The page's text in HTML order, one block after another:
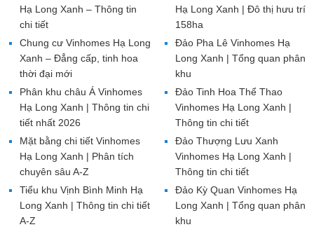
Hạ Long Xanh | Đô thị hưu trí
158ha
Đảo Pha Lê Vinhomes Hạ
Long Xanh | Tổng quan phân
khu
Đảo Tinh Hoa Thể Thao
Vinhomes Hạ Long Xanh |
Thông tin chi tiết
Đảo Thượng Lưu Xanh
Vinhomes Hạ Long Xanh |
Thông tin chi tiết
Đảo Kỳ Quan Vinhomes Hạ
Long Xanh | Tổng quan phân
khu
Hạ Long Xanh – Thông tin
chi tiết
Chung cư Vinhomes Hạ Long
Xanh – Đẳng cấp, tinh hoa
thời đại mới
Phân khu châu Á Vinhomes
Hạ Long Xanh | Thông tin chi
tiết nhất 2026
Mặt bằng chi tiết Vinhomes
Hạ Long Xanh | Phân tích
chuyên sâu A-Z
Tiểu khu Vịnh Bình Minh Hạ
Long Xanh | Thông tin chi tiết
A-Z